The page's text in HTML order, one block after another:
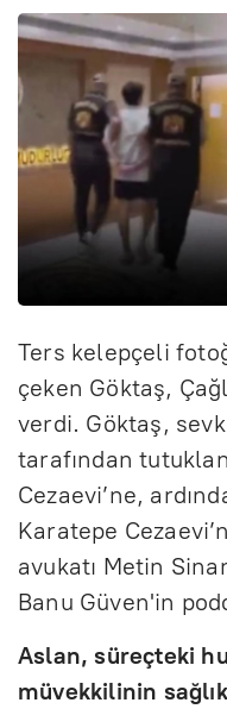
Ters kelepçeli
çeken Göktaş,
verdi. Göktaş,
tarafından
Cezaevi’ne,
Karatepe
avukatı Metin
Banu Güven'in
Aslan, süreçteki
müvekkilinin